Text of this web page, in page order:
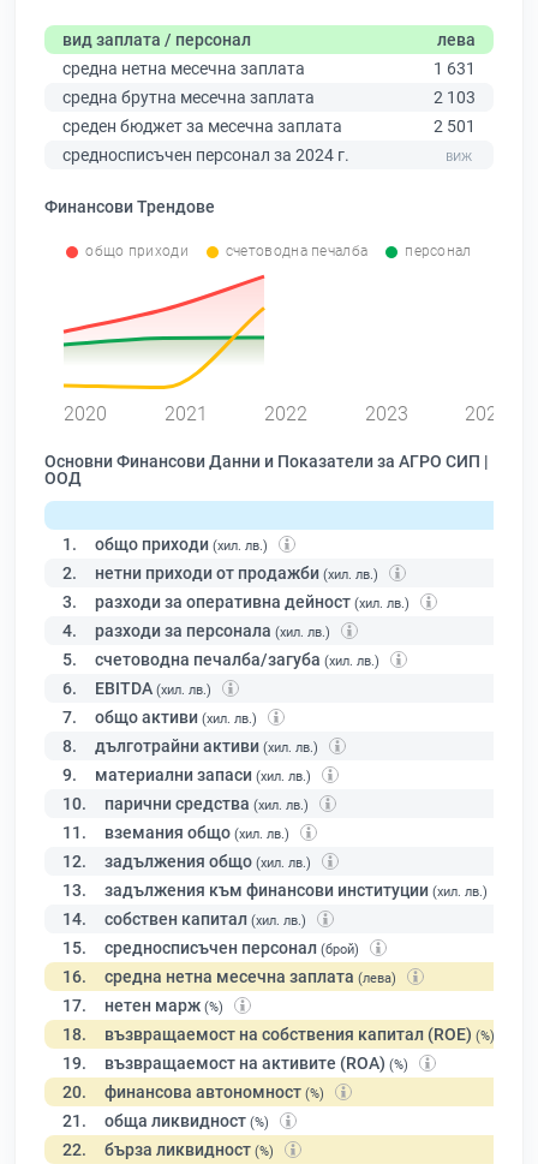
вид заплата / персонал
лева
средна нетна месечна заплата
1 631
средна брутна месечна заплата
2 103
среден бюджет за месечна заплата
2 501
средносписъчен персонал за 2024 г.
Финансови Трендове
общо приходи счетоводна печалба персонал
2020 2021 2022 2023 2024
Основни Финансови Данни и Показатели за АГРО СИП |
ООД
1. общо приходи (хил. лв.)
2. нетни приходи от продажби (хил. лв.)
3. разходи за оперативна дейност (хил. лв.)
4. разходи за персонала (хил. лв.)
5. счетоводна печалба/загуба (хил. лв.)
6. EBITDA (хил. лв.)
7. общо активи (хил. лв.)
8. дълготрайни активи (хил. лв.)
9. материални запаси (хил. лв.)
10. парични средства (хил. лв.)
11. вземания общо (хил. лв.)
12. задължения общо (хил. лв.)
13. задължения към финансови институции (хил. лв.)
14. собствен капитал (хил. лв.)
15. средносписъчен персонал (брой)
16. средна нетна месечна заплата (лева)
17. нетен марж (%)
18. възвращаемост на собствения капитал (ROE) (%)
19. възвращаемост на активите (ROA) (%)
20. финансова автономност (%)
21. обща ликвидност (%)
22. бърза ликвидност (%)